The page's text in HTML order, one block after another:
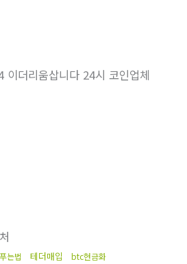
더리움삽니다 24시 코인업체
는법 테더매입 btc현금화